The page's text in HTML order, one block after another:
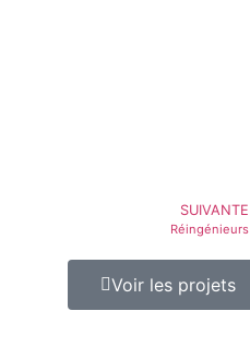
SUIVANTE
Réingénieurs
Voir les projets